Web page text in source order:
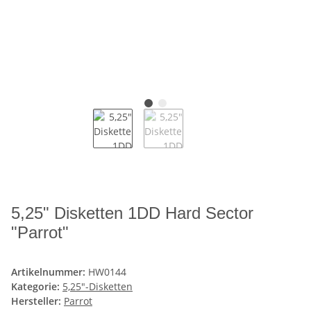
5,25" Disketten 1DD Hard Sector
"Parrot"
Artikelnummer: HW0144
Kategorie: 5,25"-Disketten
Hersteller: Parrot